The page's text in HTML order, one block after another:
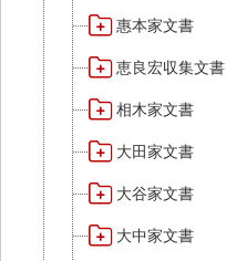
惠本家文書
恵良宏収集文書
相木家文書
大田家文書
大谷家文書
大中家文書